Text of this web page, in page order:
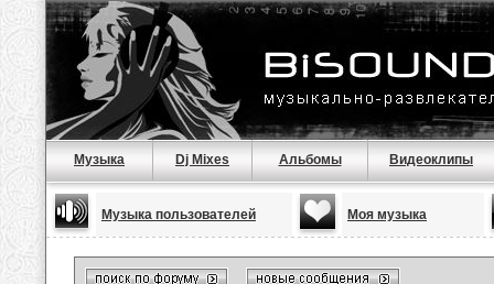
Музыка Dj Mixes Альбомы Видеоклипы
Музыка пользователей Моя музыка